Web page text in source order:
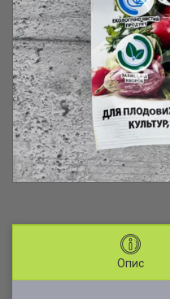
Опис